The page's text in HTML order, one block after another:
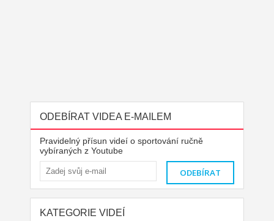
ODEBÍRAT VIDEA E-MAILEM
Pravidelný přísun videí o sportování ručně
vybíraných z Youtube
KATEGORIE VIDEÍ